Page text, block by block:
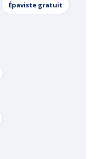
Épaviste gratuit